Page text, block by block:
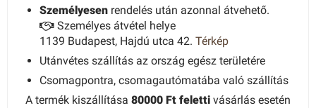
Személyesen rendelés után azonnal átvehető.
Személyes átvétel helye
1139 Budapest, Hajdú utca 42. Térkép
Utánvétes szállítás az ország egész területére
Csomagpontra, csomagautómatába való szállítás
A termék kiszállítása 80000 Ft feletti vásárlás esetén